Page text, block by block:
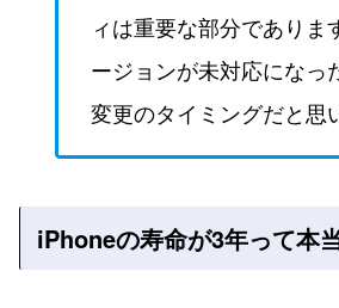
ィは重要な部分でありま
ージョンが未対応になっ
変更のタイミングだと思
iPhoneの寿命が3年って本